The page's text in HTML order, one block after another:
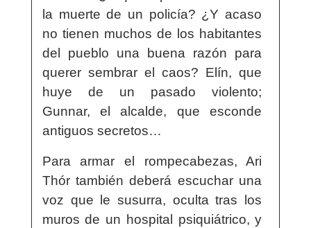
la muerte de un policía? ¿Y acaso
no tienen muchos de los habitantes
del pueblo una buena razón para
querer sembrar el caos? Elín, que
huye de un pasado violento;
Gunnar, el alcalde, que esconde
antiguos secretos…
Para armar el rompecabezas, Ari
Thór también deberá escuchar una
voz que le susurra, oculta tras los
muros de un hospital psiquiátrico, y